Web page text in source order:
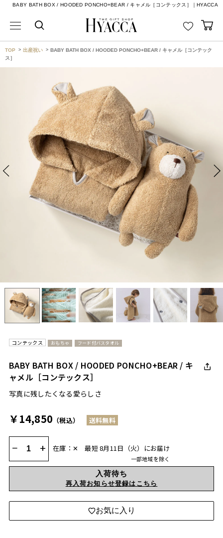
BABY BATH BOX / HOODED PONCHO+BEAR / キャメル［コンテックス］｜HYACCA
TOP 出産祝い
BABY BATH BOX / HOODED PONCHO+BEAR / キャメル［コンテック
ス］
コンテックス おもちゃ フード付バスタオル
BABY BATH BOX / HOODED PONCHO+BEAR / キ
ャメル［コンテックス］
写真に残したくなる愛らしさ
￥14,850 （税込） 送料無料
− + 在庫：✕ 最短 8月11日（火）にお届け
一部地域を除く
入荷待ち
再入荷お知らせ登録はこちら
お気に入り